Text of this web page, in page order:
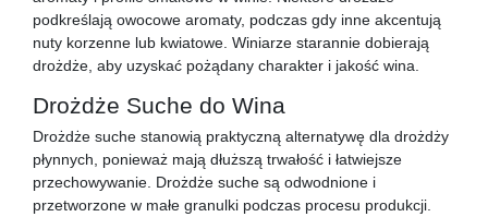
podkreślają owocowe aromaty, podczas gdy inne akcentują
nuty korzenne lub kwiatowe. Winiarze starannie dobierają
drożdże, aby uzyskać pożądany charakter i jakość wina.
Drożdże Suche do Wina
Drożdże suche stanowią praktyczną alternatywę dla drożdży
płynnych, ponieważ mają dłuższą trwałość i łatwiejsze
przechowywanie. Drożdże suche są odwodnione i
przetworzone w małe granulki podczas procesu produkcji.